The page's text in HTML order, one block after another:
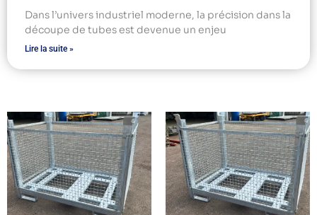
Dans l’univers industriel moderne, la précision dans la
découpe de tubes est devenue un enjeu
Lire la suite »